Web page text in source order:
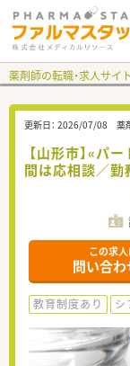
薬剤師の転職・求人サイ
更新日： 2026/07/08 薬
【山形市】«パ
間は応相談／
この求
問い合わ
教育制度あり シ